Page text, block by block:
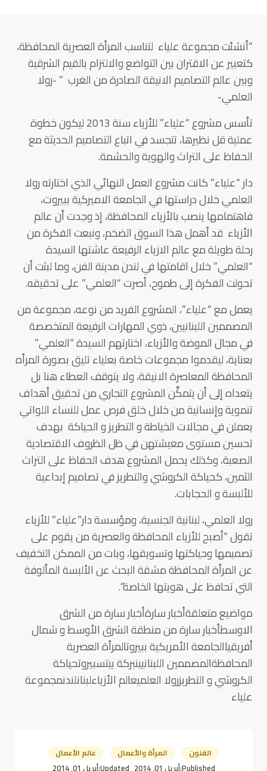
“أنشئت مجموعة علياء لتناسب المرأة العصرية المحافظة،
كتعبير عن الاقتران بين التواضع والالتزام بالقيم الشرقية
وبين عالم التصاميم الانيقة الصادرة من الغرب ” -رولا
العلمي-
تأسس مشروع “علياء” للأزياء سنة 2013 ليكون خطوة
عملية قل نظيرها، تتجسد في اتباع التصاميم الحديثة مع
الحفاظ على التراث والهوية والحشمة.
دار “علياء” كانت مشروع العمل النهائي الذي اختارته رولا
العلمي خلال دراستها في الجامعة الاميركية ببيروت،
فاهتمامها ينصب بالأزياء المحافظة، إذ وجدت أن عالم
الأزياء قد أهمل هذا السوق الضخم، ونبعت الفكرة من
رحلة طويلة مع عالم الازياء الرفيعة عاشتها السيدة
“العلمي” خلال اقامتها في لندن مدينة الفن، وما لبثت أن
تحولت الفكرة إلى طموح، أصرت “العلمي” على تحقيقه.
يعمل مع “علياء”، المشروع الفريد من نوعه، مجموعة من
المصممين اللبنانيين، ذوي المهارات الرفيعة المتخصصة
في مجال الموضة والأزياء، اختارتهم السيدة “العلمي”
بعناية، ليقدموا مجموعات خاصة بعلياء تليق بصورة المرأه
المحافظة المعاصرة الانيقة، ولا يتوقف العطاء هنا بل
يتعداه إلى أن يتمكَّن المشروع التجاري من تحقيق أهداف
تنموية وإنسانية من خلال خلق فرص عمل للنساء اللواتي
يعملن في مجالات الخياطة و التطريز و الحياكة بهدف
تحسين مستوى معيشتهن في ظل الظروف الاقتصادية
الصعبة، وكذلك يحمل المشروع هدف الحفاظ على التراث
الثمين، كحياكة الكروشي والتطريز في تصاميم إبداعية
للألبسة و الحجابات.
رولا العلمي، لبنانية الجنسية، ومؤسسة دار”علياء” للأزياء
تقول “أصبح للأزياء المحافظة والعصرية من يقوم على
تصميمها وحياكتها وتسويقها، وبات من الممكن التخفيف
عن المرأة المحافظة مشقة البحث عن الألبسة المألوفة
التي تحافظ على هويتها الخاصة”.
مواضيع متعلقةأخبار سارةأخبار سارة من الشرق
الاوسطأخبار سارة من منطقة الشرق الأوسط و شمال
أفريقياالجامعة الأمريكية ببيروتالمرأة العصرية
المحافظةالمصممين اللبنانيينبركة بيتسبيروتحياكة
الكروشي و التطريزرولا العلميعالم الأزياءلبنانلندنمجموعة
علياء
الفنون المرأة والأعمال عالم الأعمال
Published:أبريل 01, 2014 Updated:أبريل 01, 2014